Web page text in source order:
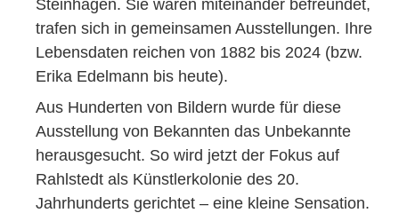
Steinhagen. Sie waren miteinander befreundet,
trafen sich in gemeinsamen Ausstellungen. Ihre
Lebensdaten reichen von 1882 bis 2024 (bzw.
Erika Edelmann bis heute).
Aus Hunderten von Bildern wurde für diese
Ausstellung von Bekannten das Unbekannte
herausgesucht. So wird jetzt der Fokus auf
Rahlstedt als Künstlerkolonie des 20.
Jahrhunderts gerichtet – eine kleine Sensation.